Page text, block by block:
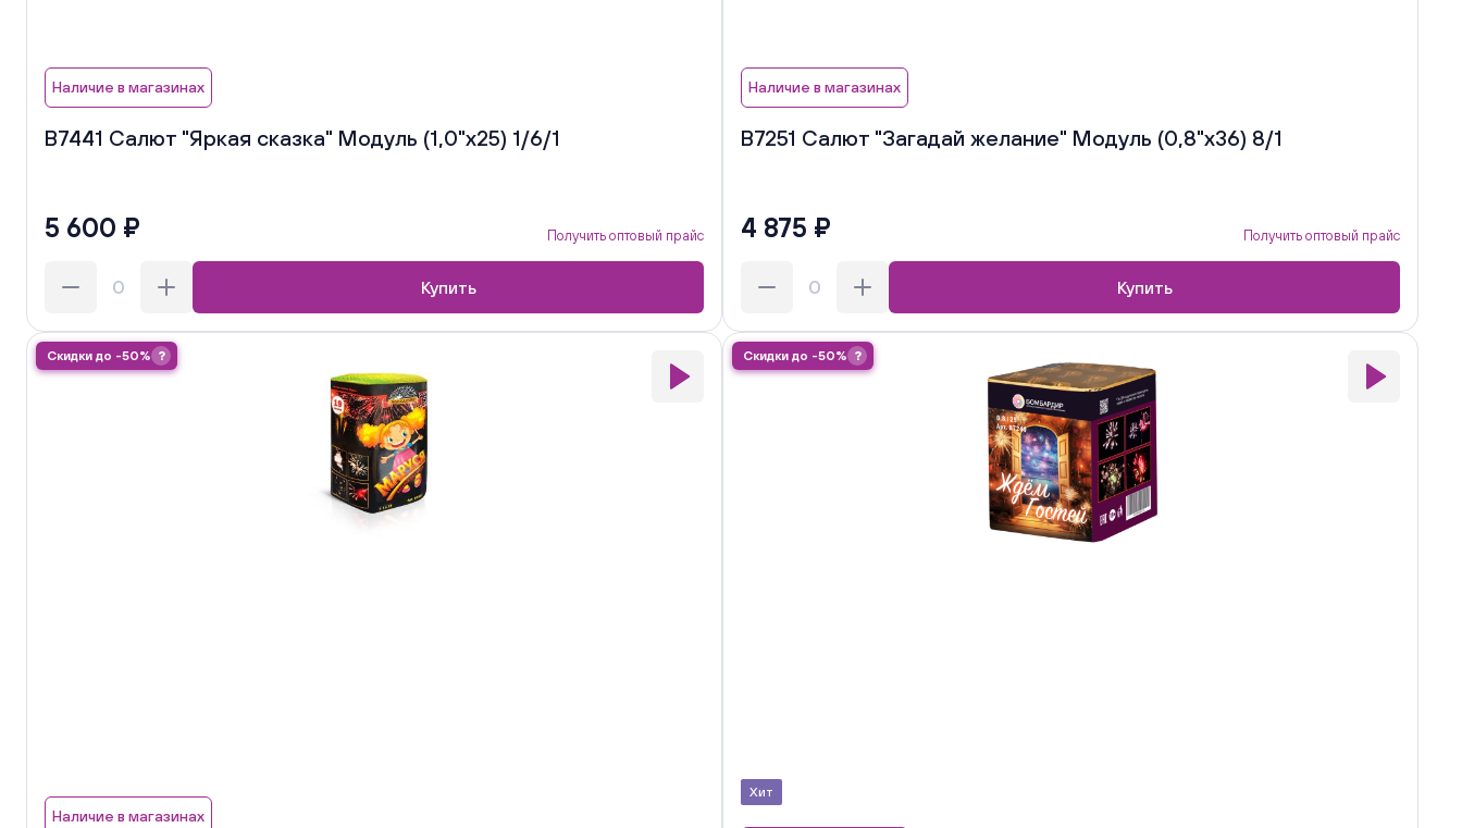
Наличие в магазинах
В7441 Салют "Яркая сказка" Модуль (1,0"х25) 1/6/1
5 600 ₽ Получить оптовый прайс
Купить
Наличие в магазинах
В7251 Салют "Загадай желание" Модуль (0,8"х36) 8/1
4 875 ₽ Получить оптовый прайс
Купить
Скидки до -50% ?
Наличие в магазинах
Скидки до -50% ?
Хит